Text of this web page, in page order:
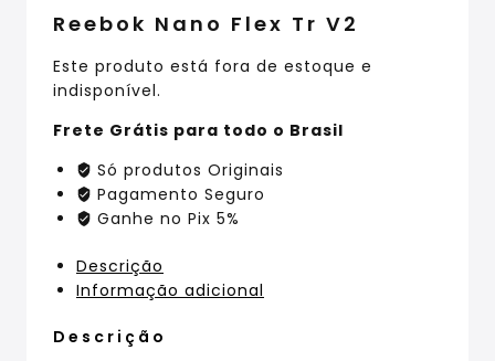
Reebok Nano Flex Tr V2
Este produto está fora de estoque e
indisponível.
Frete Grátis para todo o Brasil
Só produtos Originais
Pagamento Seguro
Ganhe no Pix 5%
Descrição
Informação adicional
Descrição